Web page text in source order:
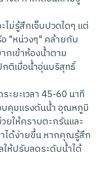
ม่รู้สึกเจ็บปวดใดๆ แต่
"หน่วงๆ" คล้ายกับ
เข้าห้องน้ำตาม
ติเมื่อน้ำอุ่นบริสุทธิ์
ะยะเวลา 45-60 นาที
คุมแรงดันน้ำ อุณหภูมิ
ยให้คราบตะกรันและ
ได้ง่ายขึ้น หากคุณรู้สึก
ห้ปรับลดระดับน้ำได้